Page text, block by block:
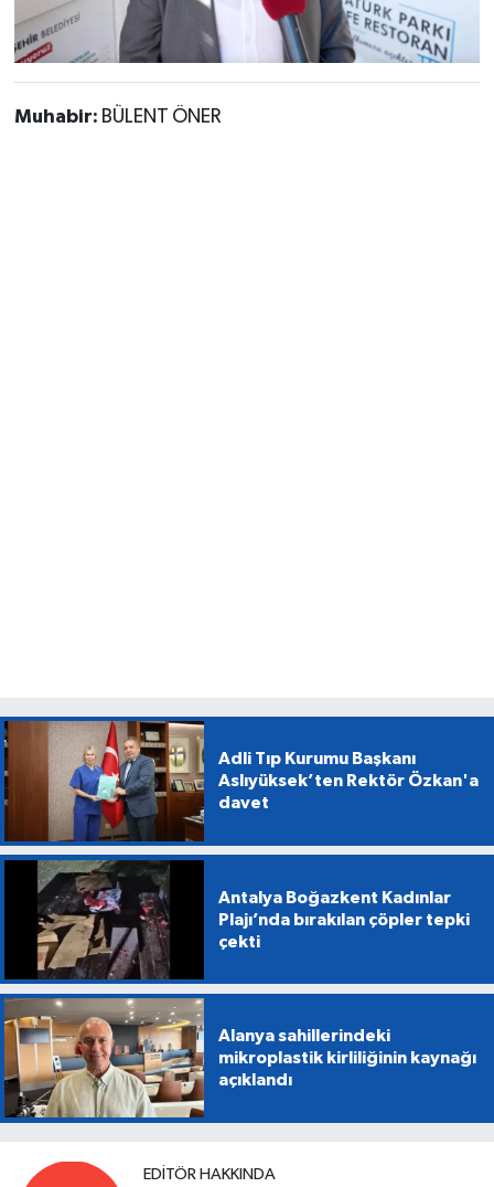
Muhabir: BÜLENT ÖNER
Adli Tıp Kurumu Başkanı
Aslıyüksek’ten Rektör Özkan'a
davet
Antalya Boğazkent Kadınlar
Plajı’nda bırakılan çöpler tepki
çekti
Alanya sahillerindeki
mikroplastik kirliliğinin kaynağı
açıklandı
EDITÖR HAKKINDA